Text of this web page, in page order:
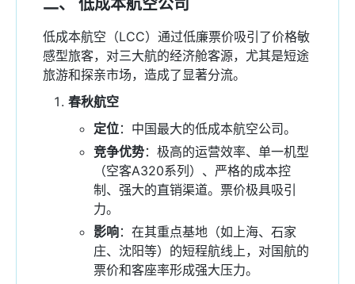
二、 低成本航空公司
低成本航空（LCC）通过低廉票价吸引了价格敏
感型旅客，对三大航的经济舱客源，尤其是短途
旅游和探亲市场，造成了显著分流。
春秋航空
定位：中国最大的低成本航空公司。
竞争优势：极高的运营效率、单一机型
（空客A320系列）、严格的成本控
制、强大的直销渠道。票价极具吸引
力。
影响：在其重点基地（如上海、石家
庄、沈阳等）的短程航线上，对国航的
票价和客座率形成强大压力。